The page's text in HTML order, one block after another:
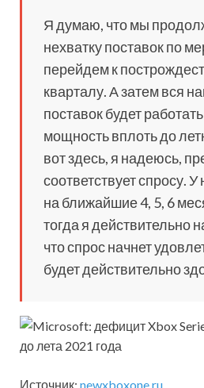
Я думаю, что мы
нехватку поставок по
перейдем к
кварталу. А затем вся
поставок будет
мощность вплоть до
вот здесь, я надеюсь,
соответствует спросу. У
на ближайшие 4, 5, 6
тогда я действительно
что спрос начнет
будет действительно
Источник: newxboxone.ru